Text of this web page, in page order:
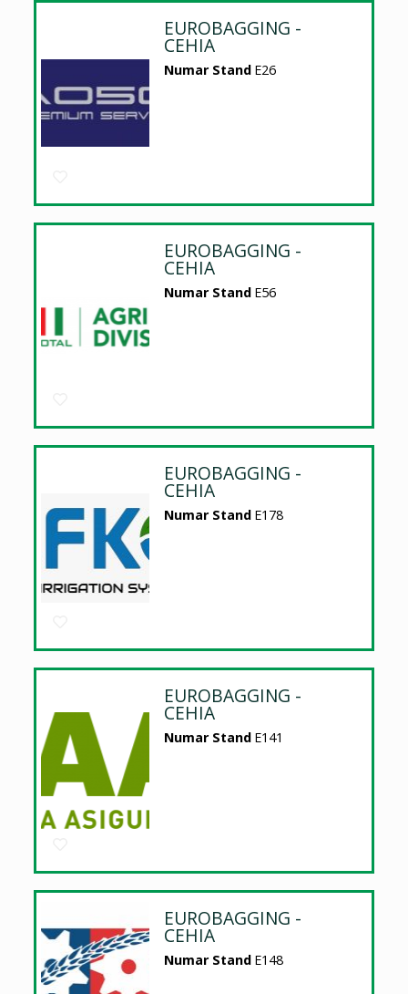
EUROBAGGING -
CEHIA
Numar Stand E26
EUROBAGGING -
CEHIA
Numar Stand E56
EUROBAGGING -
CEHIA
Numar Stand E178
EUROBAGGING -
CEHIA
Numar Stand E141
EUROBAGGING -
CEHIA
Numar Stand E148